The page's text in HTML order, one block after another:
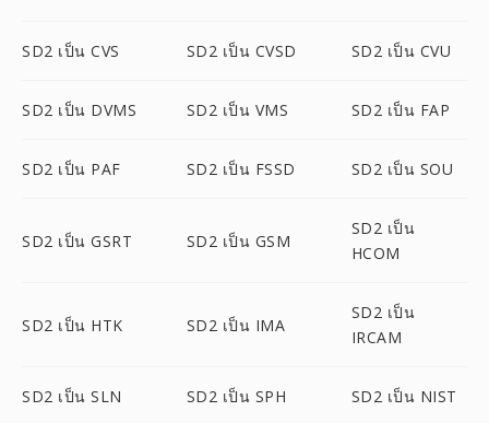
SD2 เป็น CVS SD2 เป็น CVSD SD2 เป็น CVU
SD2 เป็น DVMS SD2 เป็น VMS SD2 เป็น FAP
SD2 เป็น PAF SD2 เป็น FSSD SD2 เป็น SOU
SD2 เป็น GSRT SD2 เป็น GSM
SD2 เป็น
HCOM
SD2 เป็น HTK SD2 เป็น IMA
SD2 เป็น
IRCAM
SD2 เป็น SLN SD2 เป็น SPH SD2 เป็น NIST